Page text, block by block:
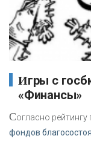
Игры с госбюджетом и Нацфондом -
«Финансы»
Согласно
фондов